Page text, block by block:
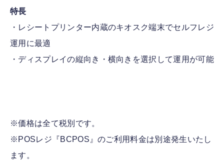
特長
・レシートプリンター内蔵のキオスク端末でセルフレジ
運用に最適
・ディスプレイの縦向き・横向きを選択して運用が可能
※価格は全て税別です。
※POSレジ『BCPOS』のご利用料金は別途発生いたし
ます。